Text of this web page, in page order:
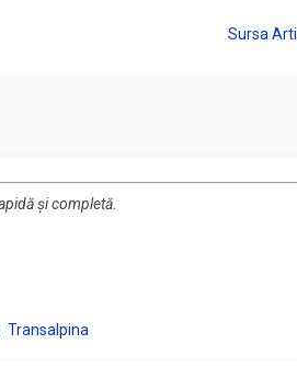
și completă.
Transalpina